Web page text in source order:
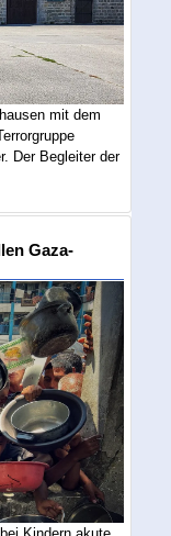
mit dem
Der Begleiter der
Gaza-